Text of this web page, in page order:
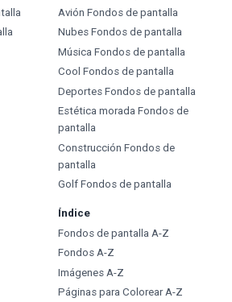
Avión Fondos de pantalla
Nubes Fondos de pantalla
Música Fondos de pantalla
Cool Fondos de pantalla
Deportes Fondos de pantalla
Estética morada Fondos de
pantalla
Construcción Fondos de
pantalla
Golf Fondos de pantalla
Índice
Fondos de pantalla A-Z
Fondos A-Z
Imágenes A-Z
Páginas para Colorear A-Z